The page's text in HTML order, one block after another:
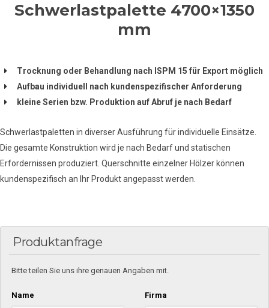
Schwerlastpalette 4700×1350
mm
Trocknung oder Behandlung nach ISPM 15 für Export möglich
Aufbau individuell nach kundenspezifischer Anforderung
kleine Serien bzw. Produktion auf Abruf je nach Bedarf
Schwerlastpaletten in diverser Ausführung für individuelle Einsätze.
Die gesamte Konstruktion wird je nach Bedarf und statischen
Erfordernissen produziert. Querschnitte einzelner Hölzer können
kundenspezifisch an Ihr Produkt angepasst werden.
Produktanfrage
Bitte teilen Sie uns ihre genauen Angaben mit.
Name Firma